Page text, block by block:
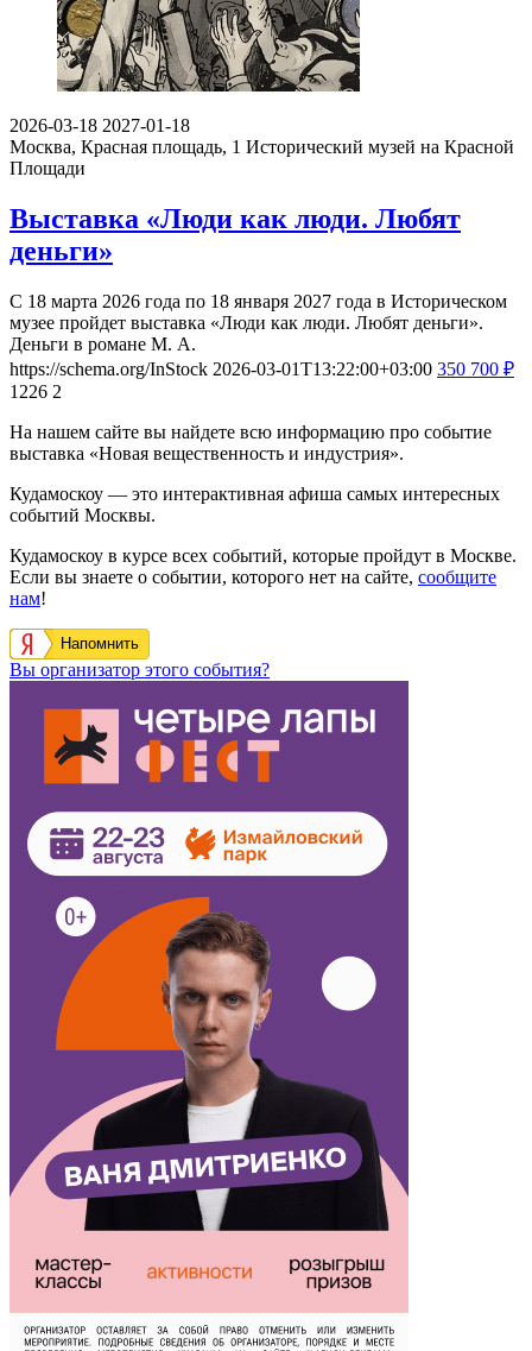
2026-03-18 2027-01-18
Москва, Красная площадь, 1 Исторический музей на Красной
Площади
Выставка «Люди как люди. Любят
деньги»
С 18 марта 2026 года по 18 января 2027 года в Историческом
музее пройдет выставка «Люди как люди. Любят деньги».
Деньги в романе М. А.
https://schema.org/InStock 2026-03-01T13:22:00+03:00 350 700 ₽
1226 2
На нашем сайте вы найдете всю информацию про событие
выставка «Новая вещественность и индустрия».
Кудамоскоу — это интерактивная афиша самых интересных
событий Москвы.
Кудамоскоу в курсе всех событий, которые пройдут в Москве.
Если вы знаете о событии, которого нет на сайте, сообщите
нам!
Напомнить
Вы организатор этого события?